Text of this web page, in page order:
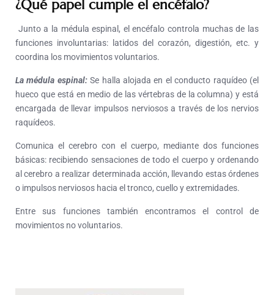
¿Qué papel cumple el encéfalo?
Junto a la médula espinal, el encéfalo controla muchas de las
funciones involuntarias: latidos del corazón, digestión, etc. y
coordina los movimientos voluntarios.
La médula espinal:Se halla alojada en el conducto raquídeo (el
hueco que está en medio de las vértebras de la columna) y está
encargada de llevar impulsos nerviosos a través de los nervios
raquídeos.
Comunica el cerebro con el cuerpo, mediante dos funciones
básicas: recibiendo sensaciones de todo el cuerpo y ordenando
al cerebro a realizar determinada acción, llevando estas órdenes
o impulsos nerviosos hacia el tronco, cuello y extremidades.
Entre sus funciones también encontramos el control de
movimientos no voluntarios.